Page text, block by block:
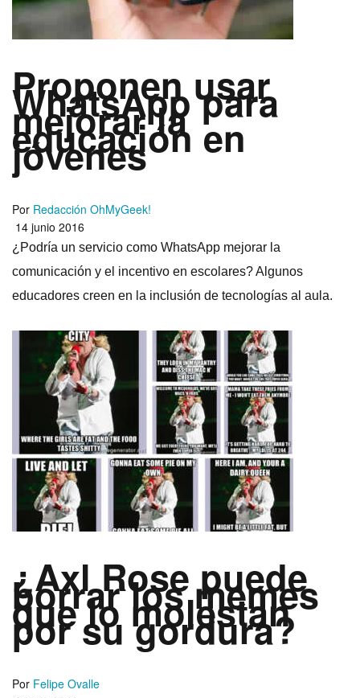
Proponen usar
WhatsApp para
mejorar la
educación en
jóvenes
Por Redacción OhMyGeek!
14 junio 2016
¿Podrí­a un servicio como WhatsApp mejorar la
comunicación y el incentivo en escolares? Algunos
educadores creen en la inclusión de tecnologí­as al aula.
¿Axl Rose puede
borrar los memes
que lo molestan
por su gordura?
Por Felipe Ovalle